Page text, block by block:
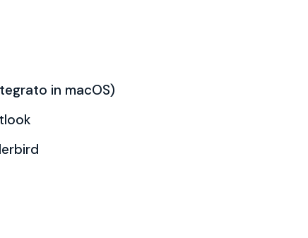
in macOS)